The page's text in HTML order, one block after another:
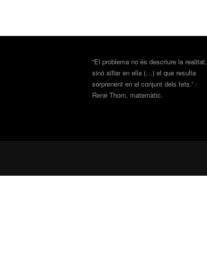
“El problema no és descriure la realitat,
sinó aïllar en ella (…) el que resulta
sorprenent en el conjunt dels fets.” -
René Thom, matemàtic.